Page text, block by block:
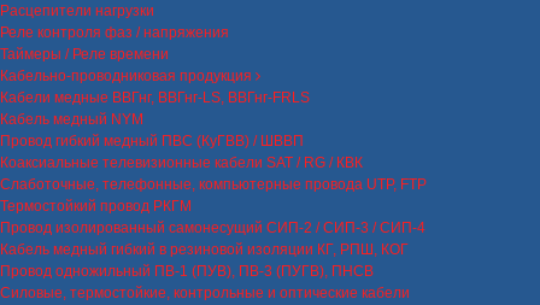
Расцепители нагрузки
Реле контроля фаз / напряжения
Таймеры / Реле времени
Кабельно-проводниковая продукция
Кабели медные ВВГнг, ВВГнг-LS, ВВГнг-FRLS
Кабель медный NYM
Провод гибкий медный ПВС (КуГВВ) / ШВВП
Коаксиальные телевизионные кабели SAT / RG / КВК
Слаботочные, телефонные, компьютерные провода UTP, FTP
Термостойкий провод РКГМ
Провод изолированный самонесущий СИП-2 / СИП-3 / СИП-4
Кабель медный гибкий в резиновой изоляции КГ, РПШ, КОГ
Провод одножильный ПВ-1 (ПУВ), ПВ-3 (ПУГВ), ПНСВ
Силовые, термостойкие, контрольные и оптические кабели